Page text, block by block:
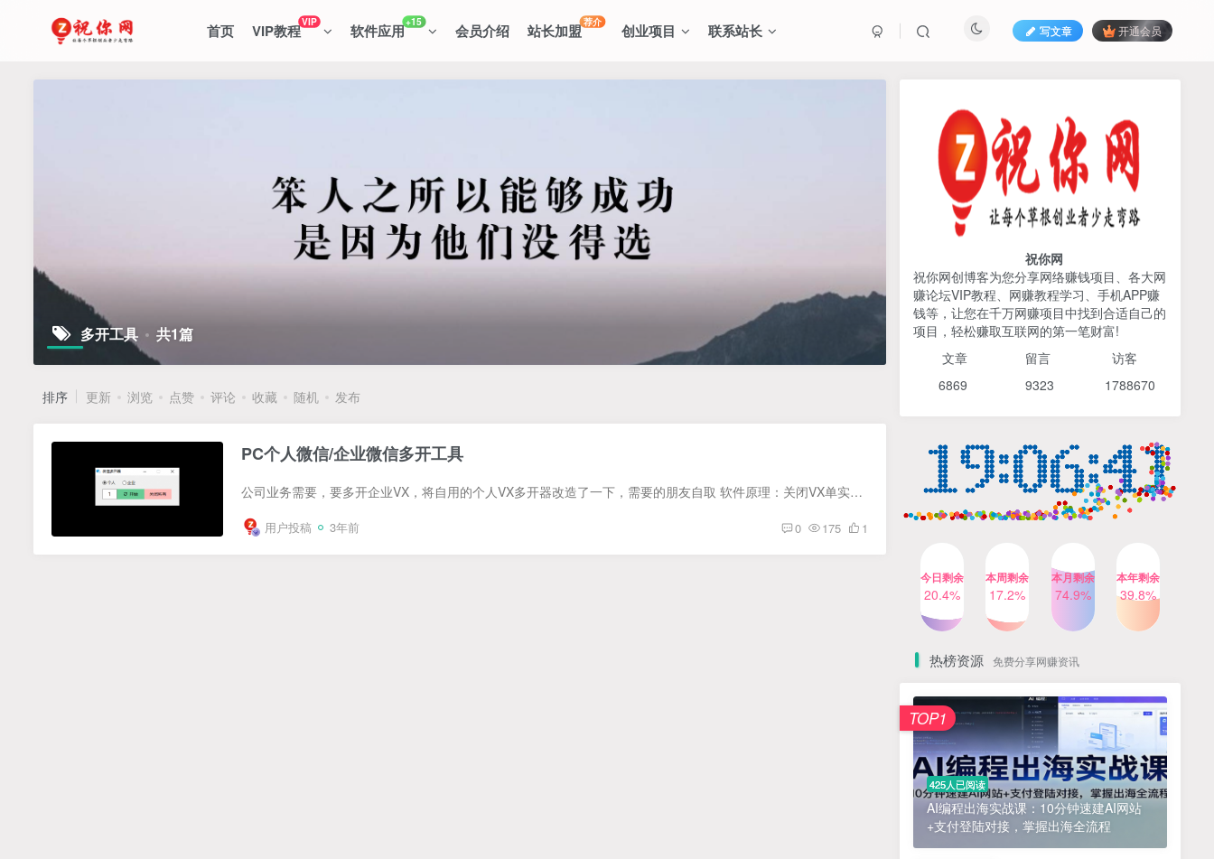
首页 VIP教程VIP 软件应用+15 会员介绍 站长加盟荐介 创业项目 联系站长 写文章 开通会员
多开工具 共1篇
排序 更新 浏览 点赞 评论 收藏 随机 发布
PC个人微信/企业微信多开工具
公司业务需要，要多开企业VX，将自用的个人VX多开器改造了一下，需要的朋友自取 软件原理：关闭VX单实例互斥体，无Hook，不修改任何文件，支持当前最新版本 使用说明：1、软件首次使用，会释放...
用户投稿 3年前 0 175 1
425人已阅读
AI编程出海实战课：10分钟速建AI网站
+支付登陆对接，掌握出海全流程
TOP1
2026姜胡说流量&商业设
计，把流量转化为留量，设
计自己的商业模式
6个月前 425人已阅读
TOP2
货，以混剪为主，不需要真
小红书笔记带货课，流量电
商新机会，抓住小红书的流
量红利(更新26年2月)
5个月前 419人已阅读
TOP4
公众号流量主之星座盘点赛
TOP5
AI商业编程智能体开发课：
掌握LangChain+LangGraph
构建多智能体协同架构的核
4个月前 417人已阅读
TOP6
1 ? 零加盟费｜红颜搭全国城市代理商招募正式启动！
2 淘宝天猫盈利突破特训营25年12月线下课，系统性的深度剖析电商企业经营之道，打造电商标准化运营体系
3 抓亚马逊漏洞，免去店铺月租，一个流量大竞争小，让你有机会成大卖的赛道
2025最新零撸项目，一部手机就可以操作，20秒一单，零投入纯薅羊毛，无门槛，一天200+【揭秘】
祝你网
祝你网创博客为您分享网络赚钱项目、各大网
赚论坛VIP教程、网赚教程学习、手机APP赚
钱等，让您在千万网赚项目中找到合适自己的
项目，轻松赚取互联网的第一笔财富!
文章 留言 访客
6869 9323 1788670
今日剩余
20.4%
本周剩余
17.2%
本月剩余
74.9%
本年剩余
39.8%
热榜资源 免费分享网赚资讯
425人已阅读
AI编程出海实战课：10分钟速建AI网站
+支付登陆对接，掌握出海全流程
TOP1